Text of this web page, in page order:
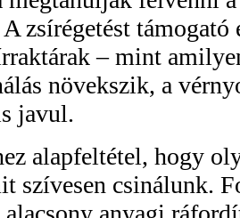
zsírégetést
– mint
növekszik, a
javul.
alapfeltétel, hogy
szívesen csinálunk.